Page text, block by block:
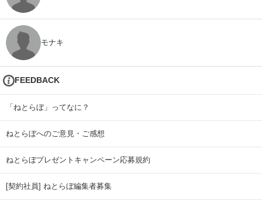
モナキ
FEEDBACK
「ねとらぼ」ってなに？
ねとらぼへのご意見・ご感想
ねとらぼプレゼントキャンペーン応募規約
[契約社員] ねとらぼ編集者募集